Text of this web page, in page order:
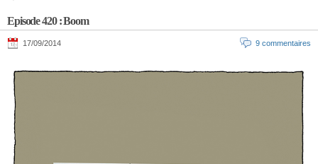
Episode 420 : Boom
17/09/2014 9 commentaires